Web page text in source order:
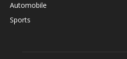
Automobile
Sports